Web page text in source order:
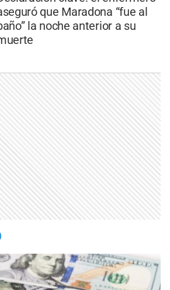
que Maradona “fue al
la noche anterior a su